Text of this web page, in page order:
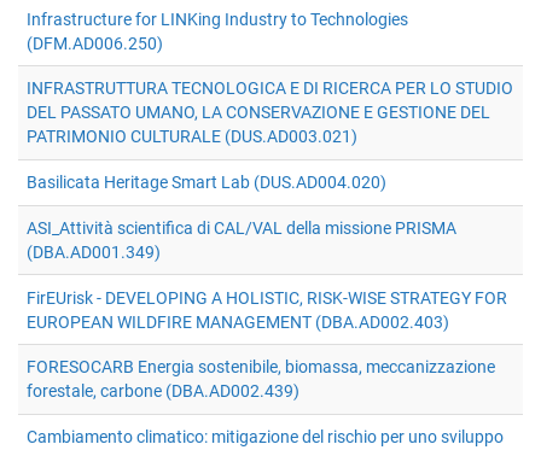
Infrastructure for LINKing Industry to Technologies
(DFM.AD006.250)
INFRASTRUTTURA TECNOLOGICA E DI RICERCA PER LO STUDIO
DEL PASSATO UMANO, LA CONSERVAZIONE E GESTIONE DEL
PATRIMONIO CULTURALE (DUS.AD003.021)
Basilicata Heritage Smart Lab (DUS.AD004.020)
ASI_Attività scientifica di CAL/VAL della missione PRISMA
(DBA.AD001.349)
FirEUrisk - DEVELOPING A HOLISTIC, RISK-WISE STRATEGY FOR
EUROPEAN WILDFIRE MANAGEMENT (DBA.AD002.403)
FORESOCARB Energia sostenibile, biomassa, meccanizzazione
forestale, carbone (DBA.AD002.439)
Cambiamento climatico: mitigazione del rischio per uno sviluppo